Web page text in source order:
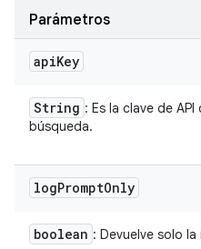
Parámetros
apiKey
String : Es la clave de
búsqueda.
logPromptOnly
boolean : Devuelve solo